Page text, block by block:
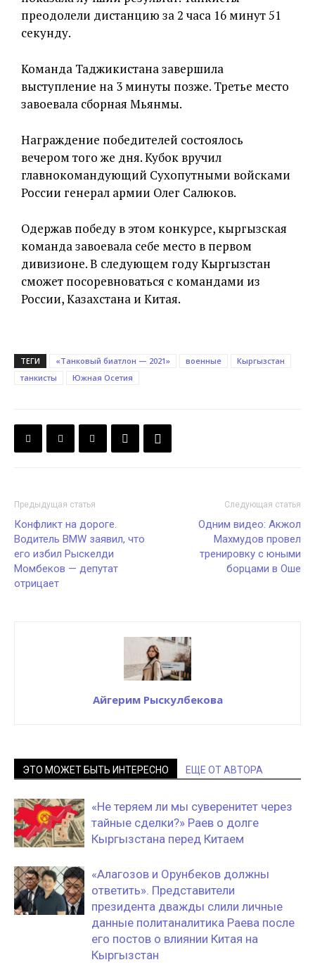
преодолели дистанцию за 2 часа 16 минут 51
секунду.
Команда Таджикистана завершила
выступление на 3 минуты позже. Третье место
завоевала сборная Мьянмы.
Награждение победителей состоялось
вечером того же дня. Кубок вручил
главнокомандующий Сухопутными войсками
России генерал армии Олег Салюков.
Одержав победу в этом конкурсе, кыргызская
команда завоевала себе место в первом
дивизионе. В следующем году Кыргызстан
сможет посоревноваться с командами из
России, Казахстана и Китая.
ТЕГИ «Танковый биатлон — 2021» военные
Кыргызстан
танкисты
Южная Осетия
Предыдущая статья
Конфликт на дороге.
Водитель BMW заявил, что
его избил Рыскелди
Момбеков — депутат
отрицает
Следующая статья
Одним видео: Акжол
Махмудов провел
тренировку с юными
борцами в Оше
Айгерим Рыскулбекова
ЭТО МОЖЕТ БЫТЬ ИНТЕРЕСНО ЕЩЕ ОТ АВТОРА
«Не теряем ли мы суверенитет через
тайные сделки?» Раев о долге
Кыргызстана перед Китаем
«Алагозов и Орунбеков должны
ответить». Представители
президента дважды слили личные
данные политаналитика Раева после
его постов о влиянии Китая на
Кыргызстан